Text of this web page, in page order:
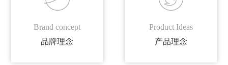
Brand concept
品牌理念
Product Ideas
产品理念